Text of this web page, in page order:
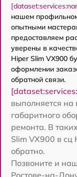
нашем
опытными
предоставляем
уверены в
Hiper Slim VX900
оформлении
обратной связи.
выполняется на
габаритного
ремонта. В
Slim VX900 в сц
обратно.
Позвоните и
Ростове-на-